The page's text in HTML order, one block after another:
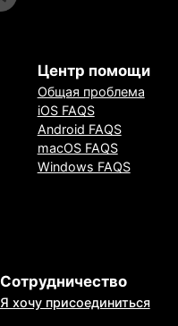
Центр помощи
Общая проблема
iOS FAQS
Android FAQS
macOS FAQS
Windows FAQS
Сотрудничество
Я хочу присоединиться